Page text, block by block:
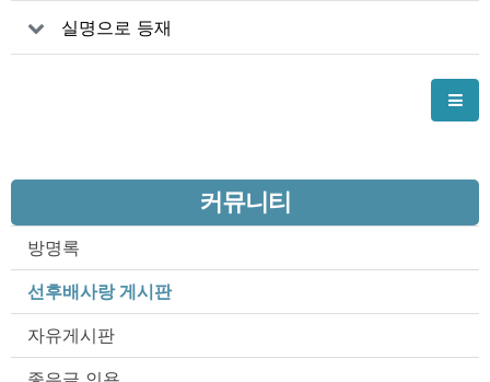
실명으로 등재
커뮤니티
방명록
선후배사랑 게시판
자유게시판